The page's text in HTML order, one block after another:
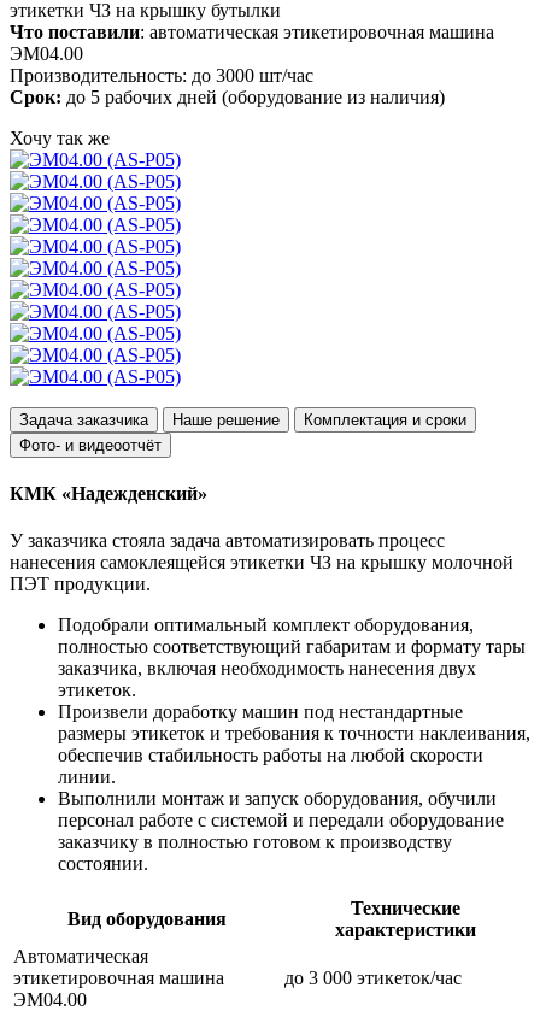
этикетки ЧЗ на крышку бутылки
Что поставили: автоматическая этикетировочная машина
ЭМ04.00
Производительность: до 3000 шт/час
Срок: до 5 рабочих дней (оборудование из наличия)
Хочу так же
Задача заказчика Наше решение
Комплектация и сроки
Фото- и видеоотчёт
КМК «Надежденский»
У заказчика стояла задача автоматизировать процесс
нанесения самоклеящейся этикетки ЧЗ на крышку молочной
ПЭТ продукции.
Подобрали оптимальный комплект оборудования,
полностью соответствующий габаритам и формату тары
заказчика, включая необходимость нанесения двух
этикеток.
Произвели доработку машин под нестандартные
размеры этикеток и требования к точности наклеивания,
обеспечив стабильность работы на любой скорости
линии.
Выполнили монтаж и запуск оборудования, обучили
персонал работе с системой и передали оборудование
заказчику в полностью готовом к производству
состоянии.
Вид оборудования
Технические
характеристики
Автоматическая
этикетировочная машина
ЭМ04.00
до 3 000 этикеток/час